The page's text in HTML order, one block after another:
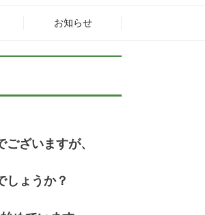
お知らせ
ざいますが、
しょうか？